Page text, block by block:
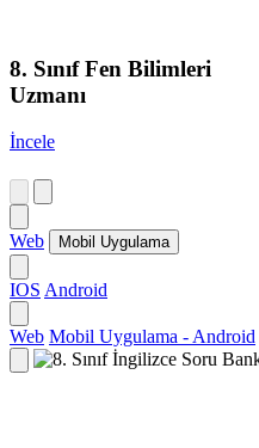
8. Sınıf Fen Bilimleri
Uzmanı
İncele
Web Mobil Uygulama
IOS Android
Web Mobil Uygulama - Android